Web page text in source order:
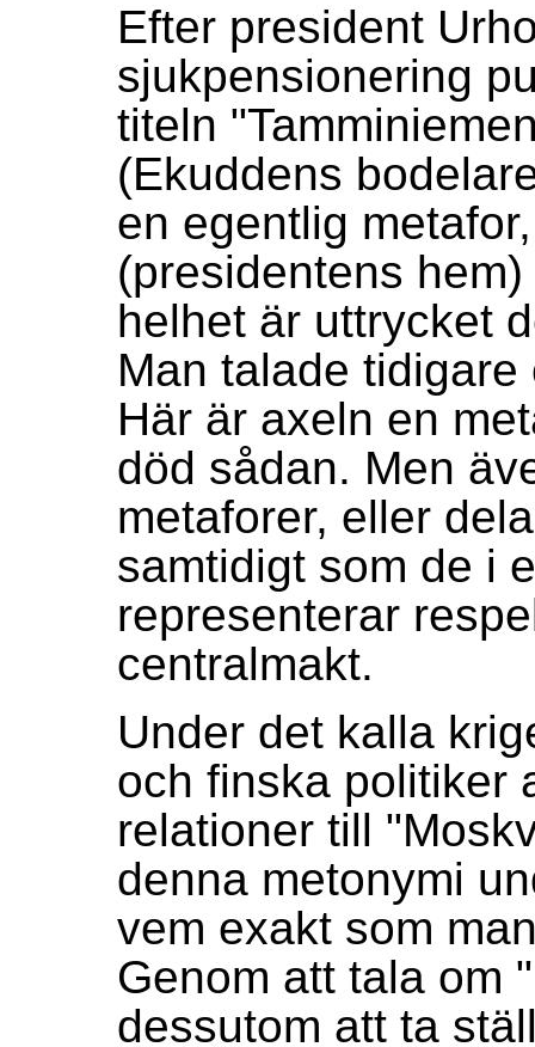
Efter president
sjukpensionering
titeln
(Ekuddens
en egentlig
(presidentens
helhet är uttrycket
Man talade
Här är axeln en
död sådan. Men
metaforer, eller
samtidigt som de i
representerar
centralmakt.
Under det kalla
och finska politiker
relationer till
denna metonymi
vem exakt som
Genom att tala om
dessutom att ta